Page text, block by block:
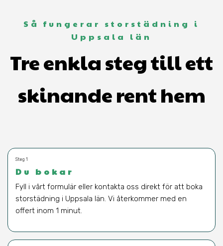
Så fungerar storstädning i
Uppsala län
Tre enkla steg till ett
skinande rent hem
Steg 1
Du bokar
Fyll i vårt formulär eller kontakta oss direkt för att boka
storstädning i Uppsala län. Vi återkommer med en
offert inom 1 minut.